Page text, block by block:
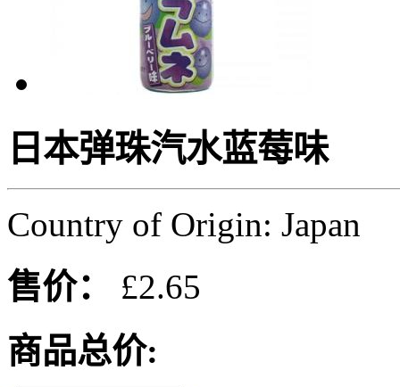
日本弹珠汽水蓝莓味
Country of Origin: Japan
售价：
£2.65
商品总价: